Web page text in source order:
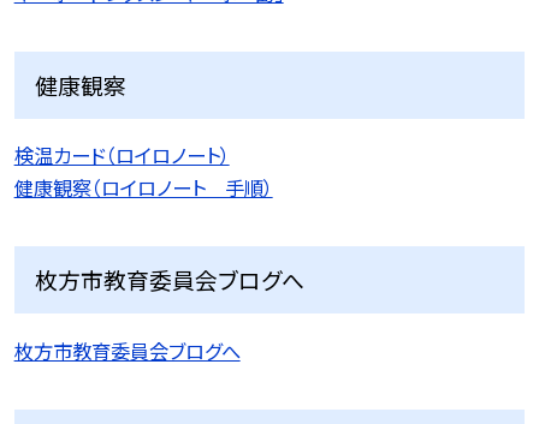
健康観察
検温カード（ロイロノート）
健康観察（ロイロノート 手順）
枚方市教育委員会ブログへ
枚方市教育委員会ブログへ